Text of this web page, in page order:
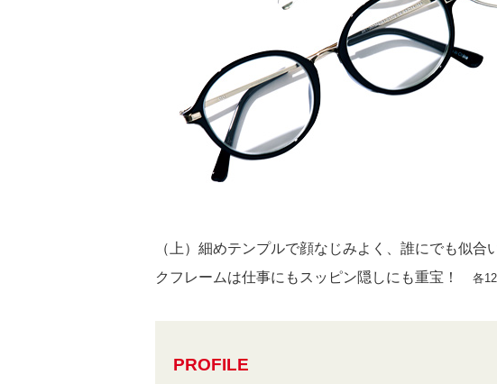
（上）細めテンプルで顔なじみよく、誰にでも似
クフレームは仕事にもスッピン隠しにも重宝！ 各
PROFILE